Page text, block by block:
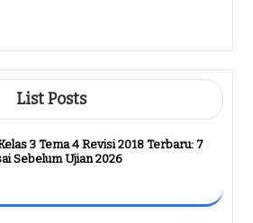
List Posts
3 Tema 4 Revisi 2018 Terbaru: 7
Sebelum Ujian 2026